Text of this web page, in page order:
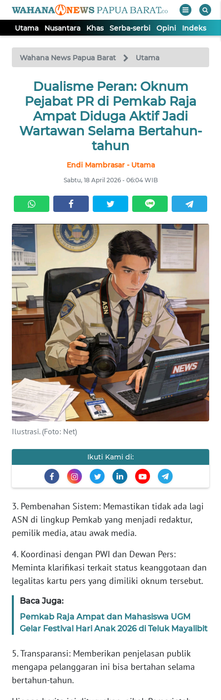
Utama Nusantara Khas Serba-serbi Opini Indeks
Wahana News Papua Barat Utama
Dualisme Peran: Oknum
Pejabat PR di Pemkab Raja
Ampat Diduga Aktif Jadi
Wartawan Selama Bertahun-
tahun
Endi Mambrasar - Utama
Sabtu, 18 April 2026 - 06:04 WIB
Ilustrasi. (Foto: Net)
Ikuti Kami di:
3. Pembenahan Sistem: Memastikan tidak ada lagi
ASN di lingkup Pemkab yang menjadi redaktur,
pemilik media, atau awak media.
4. Koordinasi dengan PWI dan Dewan Pers:
Meminta klarifikasi terkait status keanggotaan dan
legalitas kartu pers yang dimiliki oknum tersebut.
Baca Juga:
Pemkab Raja Ampat dan Mahasiswa UGM
Gelar Festival Hari Anak 2026 di Teluk Mayalibit
5. Transparansi: Memberikan penjelasan publik
mengapa pelanggaran ini bisa bertahan selama
bertahun-tahun.
TV
Tutup
UTAMA
NUSANTARA
OPINI
Informasi
INDEKS
BERITA
KONTAK
KAMI
INFO
IKLAN
TENTANG
PEDOMAN
MEDIA
SIBER
REDAKSI
Wahana
News
WN
SUMUT
WN
JAKARTA
JABAR
WN